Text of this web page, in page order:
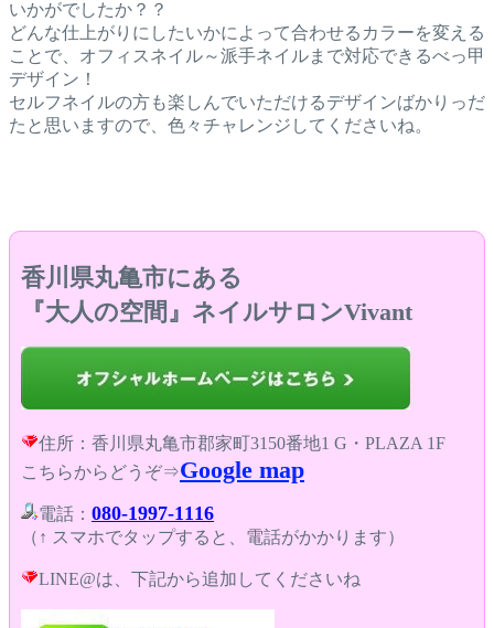
いかがでしたか？？
どんな仕上がりにしたいかによって合わせるカラーを変える
ことで、オフィスネイル～派手ネイルまで対応できるべっ甲
デザイン！
セルフネイルの方も楽しんでいただけるデザインばかりっだ
たと思いますので、色々チャレンジしてくださいね。
香川県丸亀市にある
『大人の空間』ネイルサロンVivant
住所：香川県丸亀市郡家町3150番地1 G・PLAZA 1F
こちらからどうぞ⇒Google map
電話： 080-1997-1116
（↑ スマホでタップすると、電話がかかります）
LINE@は、下記から追加してくださいね